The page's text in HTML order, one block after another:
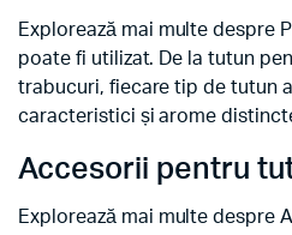
Explorează mai multe despre
poate fi utilizat. De la tutun
trabucuri, fiecare tip de tutun
caracteristici și arome
Accesorii pentru
Explorează mai multe despre